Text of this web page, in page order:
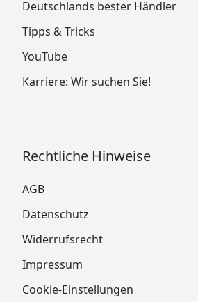
Deutschlands bester Händler
Tipps & Tricks
YouTube
Karriere: Wir suchen Sie!
Rechtliche Hinweise
AGB
Datenschutz
Widerrufsrecht
Impressum
Cookie-Einstellungen